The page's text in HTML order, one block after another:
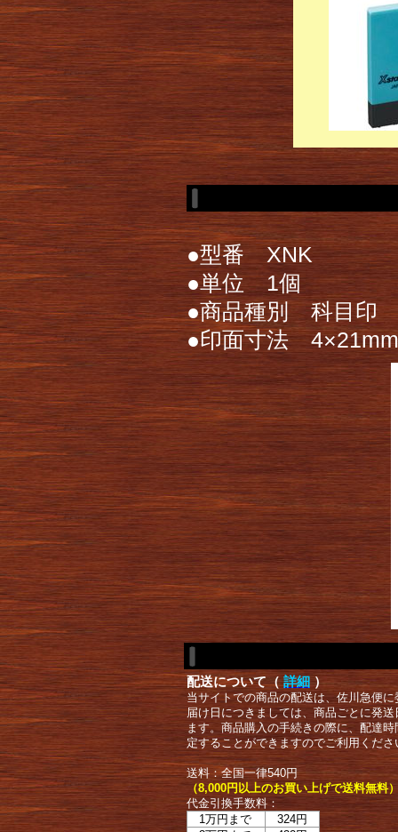
●型番 XNK
●単位 1個
●商品種別 科目印
●印面寸法 4×21mm
配送について（ 詳細 ）
当サイトでの商品の配送は、佐川急便
届け日につきましては、商品ごとに発
ます。商品購入の手続きの際に、配達
定することができますのでご利用くださ
送料：全国一律540円
（8,000円以上のお買い上げで送料無料
代金引換手数料：
1万円まで
324円